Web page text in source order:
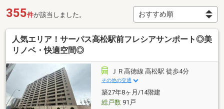
355件が該当しました。
人気エリア！サーパス高松駅前フレシアサンポート◎美
リノベ・快適空間◎
ＪＲ高徳線 高松駅 徒歩4分
その他の交通
築27年8ヶ月/14階建
総戸数91戸